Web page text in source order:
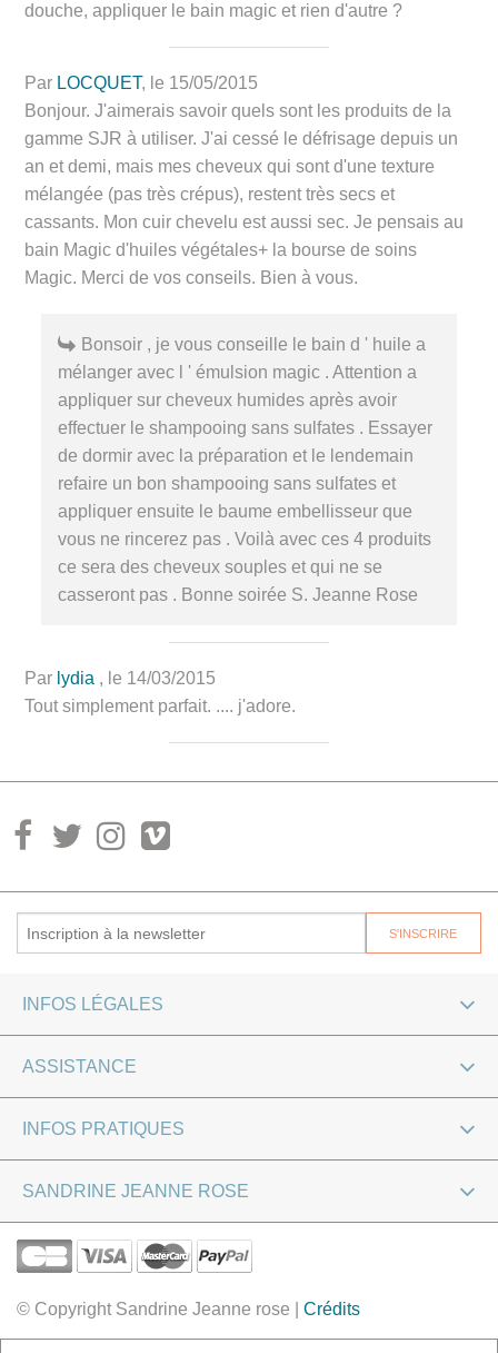
douche, appliquer le bain magic et rien d'autre ?
Par LOCQUET, le 15/05/2015
Bonjour. J'aimerais savoir quels sont les produits de la
gamme SJR à utiliser. J'ai cessé le défrisage depuis un
an et demi, mais mes cheveux qui sont d'une texture
mélangée (pas très crépus), restent très secs et
cassants. Mon cuir chevelu est aussi sec. Je pensais au
bain Magic d'huiles végétales+ la bourse de soins
Magic. Merci de vos conseils. Bien à vous.
Bonsoir , je vous conseille le bain d ' huile a
mélanger avec l ' émulsion magic . Attention a
appliquer sur cheveux humides après avoir
effectuer le shampooing sans sulfates . Essayer
de dormir avec la préparation et le lendemain
refaire un bon shampooing sans sulfates et
appliquer ensuite le baume embellisseur que
vous ne rincerez pas . Voilà avec ces 4 produits
ce sera des cheveux souples et qui ne se
casseront pas . Bonne soirée S. Jeanne Rose
Par lydia , le 14/03/2015
Tout simplement parfait. .... j'adore.
INFOS LÉGALES
ASSISTANCE
INFOS PRATIQUES
SANDRINE JEANNE ROSE
© Copyright Sandrine Jeanne rose | Crédits